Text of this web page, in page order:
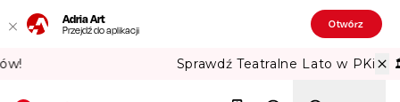
Adria Art
Przejdź do aplikacji Otwórz
Sprawdź Teatralne Lato w PKiN! 🏛️